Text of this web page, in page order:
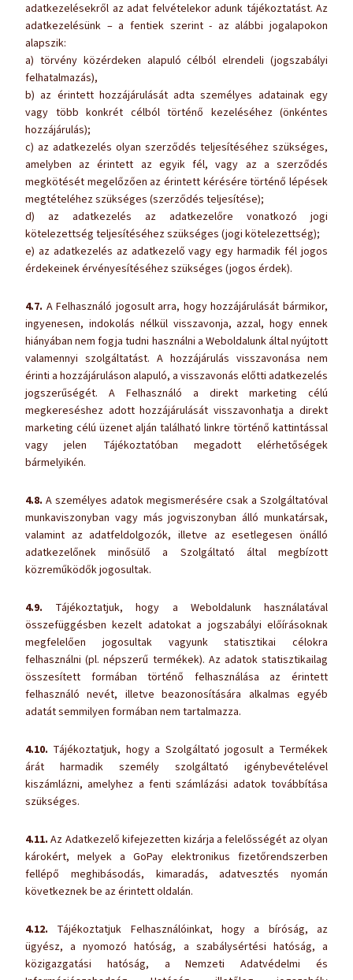
adatkezelésekről az adat felvételekor adunk tájékoztatást. Az
adatkezelésünk – a fentiek szerint - az alábbi jogalapokon
alapszik:
a) törvény közérdeken alapuló célból elrendeli (jogszabályi
felhatalmazás),
b) az érintett hozzájárulását adta személyes adatainak egy
vagy több konkrét célból történő kezeléséhez (önkéntes
hozzájárulás);
c) az adatkezelés olyan szerződés teljesítéséhez szükséges,
amelyben az érintett az egyik fél, vagy az a szerződés
megkötését megelőzően az érintett kérésére történő lépések
megtételéhez szükséges (szerződés teljesítése);
d) az adatkezelés az adatkezelőre vonatkozó jogi
kötelezettség teljesítéséhez szükséges (jogi kötelezettség);
e) az adatkezelés az adatkezelő vagy egy harmadik fél jogos
érdekeinek érvényesítéséhez szükséges (jogos érdek).
4.7. A Felhasználó jogosult arra, hogy hozzájárulását bármikor,
ingyenesen, indokolás nélkül visszavonja, azzal, hogy ennek
hiányában nem fogja tudni használni a Weboldalunk által nyújtott
valamennyi szolgáltatást. A hozzájárulás visszavonása nem
érinti a hozzájáruláson alapuló, a visszavonás előtti adatkezelés
jogszerűségét. A Felhasználó a direkt marketing célú
megkereséshez adott hozzájárulását visszavonhatja a direkt
marketing célú üzenet alján található linkre történő kattintással
vagy jelen Tájékoztatóban megadott elérhetőségek
bármelyikén.
4.8. A személyes adatok megismerésére csak a Szolgáltatóval
munkaviszonyban vagy más jogviszonyban álló munkatársak,
valamint az adatfeldolgozók, illetve az esetlegesen önálló
adatkezelőnek minősülő a Szolgáltató által megbízott
közreműködők jogosultak.
4.9. Tájékoztatjuk, hogy a Weboldalunk használatával
összefüggésben kezelt adatokat a jogszabályi előírásoknak
megfelelően jogosultak vagyunk statisztikai célokra
felhasználni (pl. népszerű termékek). Az adatok statisztikailag
összesített formában történő felhasználása az érintett
felhasználó nevét, illetve beazonosítására alkalmas egyéb
adatát semmilyen formában nem tartalmazza.
4.10. Tájékoztatjuk, hogy a Szolgáltató jogosult a Termékek
árát harmadik személy szolgáltató igénybevételével
kiszámlázni, amelyhez a fenti számlázási adatok továbbítása
szükséges.
4.11. Az Adatkezelő kifejezetten kizárja a felelősségét az olyan
károkért, melyek a GoPay elektronikus fizetőrendszerben
fellépő meghibásodás, kimaradás, adatvesztés nyomán
következnek be az érintett oldalán.
4.12. Tájékoztatjuk Felhasználóinkat, hogy a bíróság, az
ügyész, a nyomozó hatóság, a szabálysértési hatóság, a
közigazgatási hatóság, a Nemzeti Adatvédelmi és